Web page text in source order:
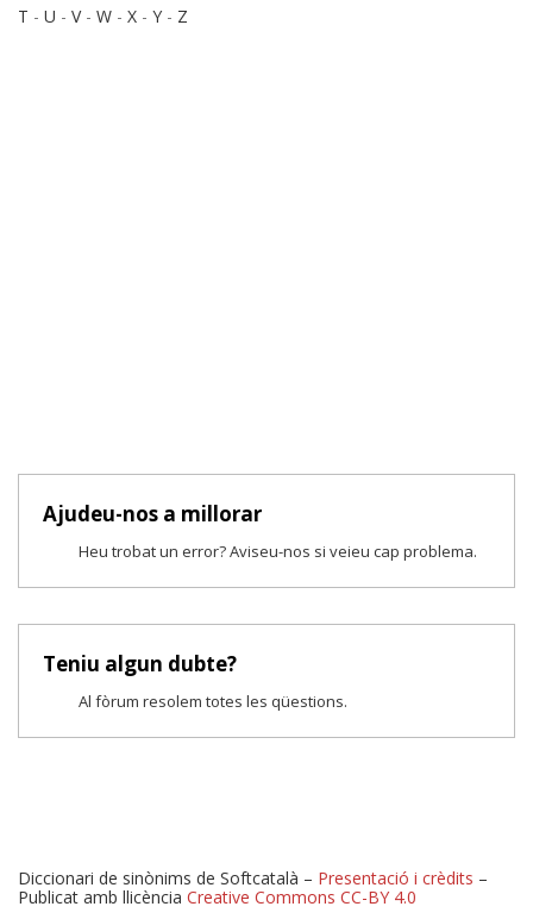
T - U - V- W - X - Y - Z
Ajudeu-nos a millorar
Heu trobat un error? Aviseu-nos si veieu cap problema.
Teniu algun dubte?
Al fòrum resolem totes les qüestions.
Diccionari de sinònims de Softcatalà – Presentació i crèdits –
Publicat amb llicència Creative Commons CC-BY 4.0